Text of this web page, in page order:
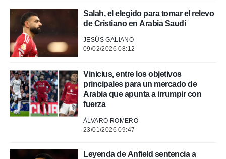
no
Puedes
acceder a
web a
abono
similares
Salah, el elegido para tomar el relevo
de Cristiano en Arabia Saudí
JESÚS GALIANO
09/02/2026 08:12
Vinicius, entre los objetivos
principales para un mercado de
Arabia que apunta a irrumpir con
fuerza
ÁLVARO ROMERO
23/01/2026 09:47
Leyenda de Anfield sentencia a